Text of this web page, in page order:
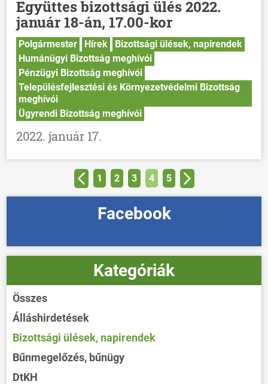
Együttes bizottsági ülés 2022.
január 18-án, 17.00-kor
Polgármester Hírek
Bizottsági ülések, napirendek
Humánügyi Bizottság meghívói
Pénzügyi Bizottság meghívói
Településfejlesztési és Környezetvédelmi Bizottság
meghívói
Ügyrendi Bizottság meghívói
2022. január 17.
1 2 3 4 5
Facebook
Kategóriák
Összes
Álláshirdetések
Bizottsági ülések, napirendek
Bűnmegelőzés, bűnügy
DtKH